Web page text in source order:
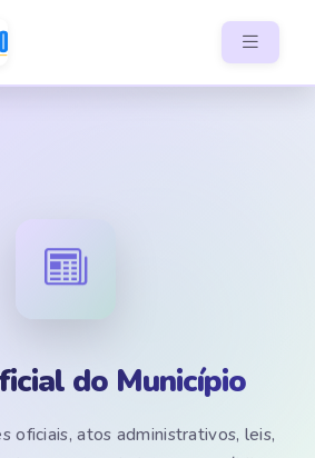
do Município
oficiais, atos administrativos, leis,